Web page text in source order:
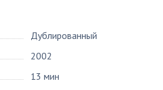
Дублированный
2002
13 мин